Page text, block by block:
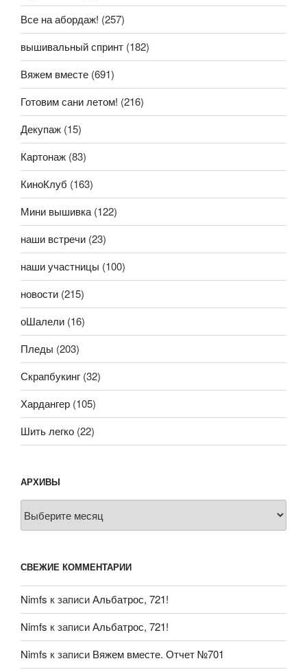
Все на абордаж! (257)
вышивальный спринт (182)
Вяжем вместе (691)
Готовим сани летом! (216)
Декупаж (15)
Картонаж (83)
КиноКлуб (163)
Мини вышивка (122)
наши встречи (23)
наши участницы (100)
новости (215)
оШалели (16)
Пледы (203)
Скрапбукинг (32)
Хардангер (105)
Шить легко (22)
АРХИВЫ
СВЕЖИЕ КОММЕНТАРИИ
Nimfs к записиАльбатрос, 721!
Nimfs к записиАльбатрос, 721!
Nimfs к записи Вяжем вместе. Отчет №701